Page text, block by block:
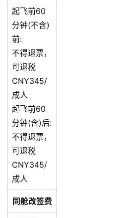
起飞前60
分钟(不含)
前:
不得退票，
可退税
CNY345/
成人
起飞前60
分钟(含)后:
不得退票，
可退税
CNY345/
成人
同舱改签费